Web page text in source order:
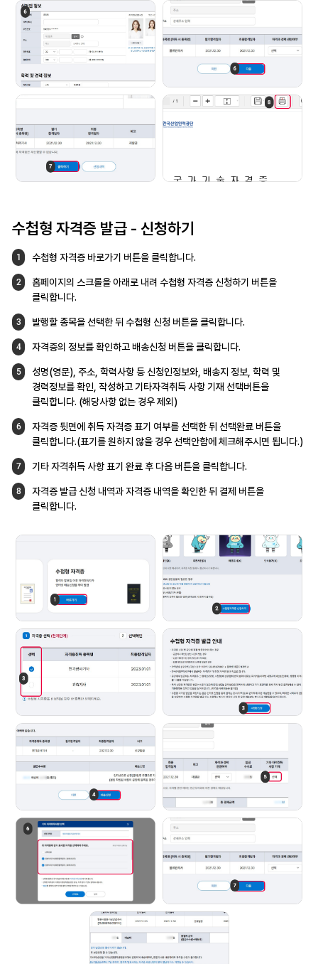
수첩형 자격증 발급 - 신청하기
1 수첩형 자격증 바로가기 버튼을 클릭합니다.
2 홈페이지의 스크롤을 아래로 내려 수첩형 자격증 신청하기 버튼을
클릭합니다.
3 발행할 종목을 선택한 뒤 수첩형 신청 버튼을클릭합니다.
4 자격증의 정보를 확인하고 배송신청 버튼을클릭합니다.
5 성명(영문), 주소, 학력사항 등 신청인정보와, 배송지 정보, 학력 및
경력정보를 확인, 작성하고 기타자격취득 사항 기재 선택버튼을
클릭합니다. (해당사항 없는 경우 제외)
6 자격증 뒷면에 취득 자격증 표기 여부를 선택한뒤 선택완료 버튼을
클릭합니다.(표기를 원하지 않을 경우 선택안함에 체크해주시면 됩니다.)
7 기타 자격취득 사항 표기 완료 후 다음 버튼을클릭합니다.
8 자격증 발급 신청 내역과 자격증 내역을확인한 뒤 결제 버튼을
클릭합니다.